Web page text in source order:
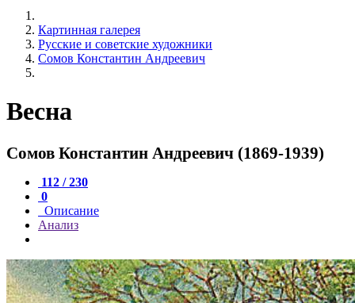
Картинная галерея
Русские и советские художники
Сомов Константин Андреевич
Весна
Сомов Константин Андреевич (1869-1939)
112 / 230
0
Описание
Анализ